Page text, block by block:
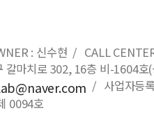
: 신수현 / CALL
갈마치로 302, 16층 비-1604
/ 사업자등
0094호